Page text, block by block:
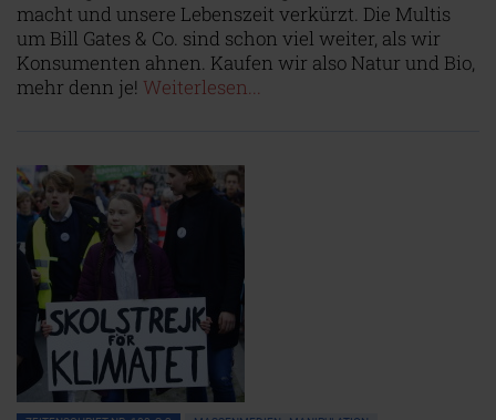
macht und unsere Lebenszeit verkürzt. Die Multis
um Bill Gates & Co. sind schon viel weiter, als wir
Konsumenten ahnen. Kaufen wir also Natur und Bio,
mehr denn je! Weiterlesen...